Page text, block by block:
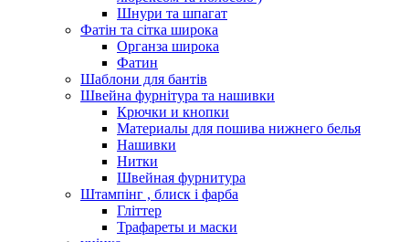
Шнури та шпагат
Фатін та сітка широка
Органза широка
Фатин
Шаблони для бантів
Швейна фурнітура та нашивки
Крючки и кнопки
Материалы для пошива нижнего белья
Нашивки
Нитки
Швейная фурнитура
Штампінг , блиск і фарба
Гліттер
Трафареты и маски